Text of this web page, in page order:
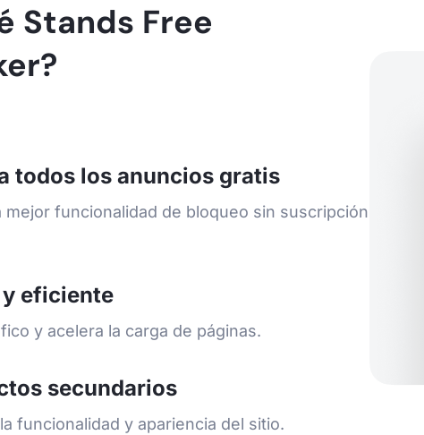
Stands Free
todos los anuncios gratis
mejor funcionalidad de bloqueo sin suscripción
y eficiente
y acelera la carga de páginas.
secundarios
funcionalidad y apariencia del sitio.